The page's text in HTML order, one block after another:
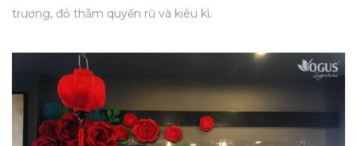
trương, đỏ thẫm quyến rũ và kiêu kì.